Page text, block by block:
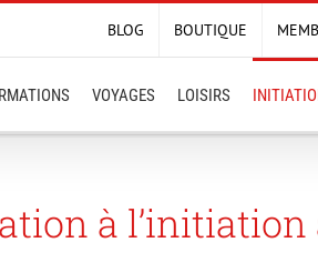
BLOG BOUTIQUE
VOYAGES LOISIRS
à l’initiation